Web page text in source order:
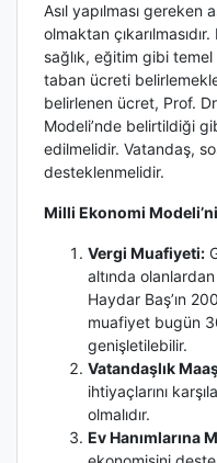
Asıl yapılması
olmaktan
sağlık, eğitim gibi temel
taban ücreti
belirlenen ücret, Prof.
Modeli’nde belirtildiği
edilmelidir. Vatandaş,
desteklenmelidir.
Milli Ekonomi
Vergi Muafiyeti:
altında olanlardan
Haydar Baş’ın
muafiyet bugün
genişletilebilir.
Vatandaşlık
ihtiyaçlarını
olmalıdır.
Ev Hanımlarına